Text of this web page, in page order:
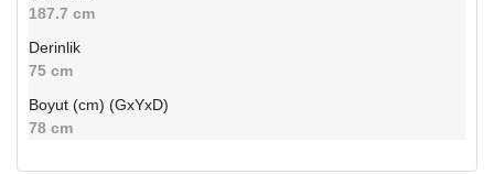
187.7 cm
Derinlik
75 cm
Boyut (cm) (GxYxD)
78 cm